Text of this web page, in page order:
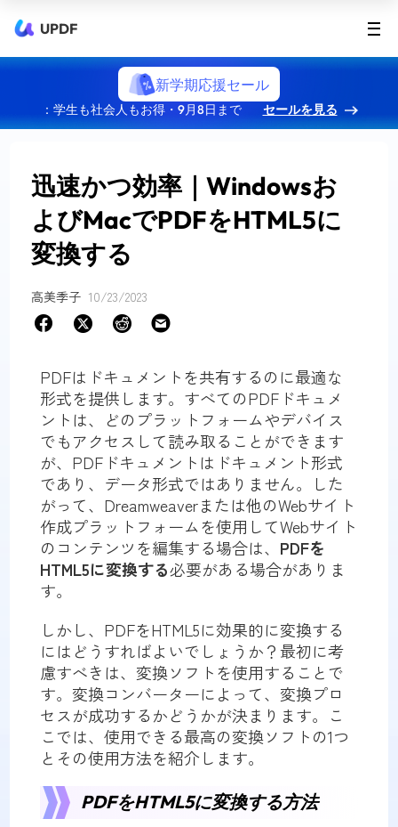
UPDF
新学期応援セール
：学生も社会人もお得・9月8日まで セールを見る
迅速かつ効率｜Windowsお
よびMacでPDFをHTML5に
変換する
高美季子 10/23/2023
PDFはドキュメントを共有するのに最適な
形式を提供します。すべてのPDFドキュメ
ントは、どのプラットフォームやデバイス
でもアクセスして読み取ることができます
が、PDFドキュメントはドキュメント形式
であり、データ形式ではありません。した
がって、Dreamweaverまたは他のWebサイト
作成プラットフォームを使用してWebサイト
のコンテンツを編集する場合は、 PDFを
HTML5に変換する必要がある場合がありま
す。
しかし、PDFをHTML5に効果的に変換する
にはどうすればよいでしょうか？最初に考
慮すべきは、変換ソフトを使用することで
す。変換コンバーターによって、変換プロ
セスが成功するかどうかが決まります。こ
こでは、使用できる最高の変換ソフトの1つ
とその使用方法を紹介します。
PDFをHTML5に変換する方法